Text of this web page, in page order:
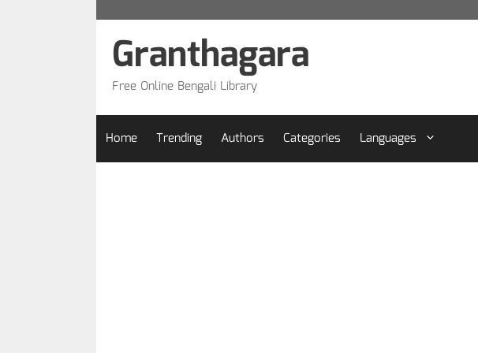
Granthagara
Free Online Bengali Library
Home Trending Authors Categories Languages